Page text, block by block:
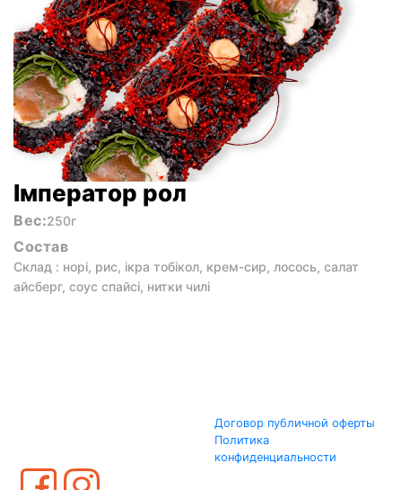
Імператор рол
Вес:250г
Состав
Склад : норі, рис, ікра тобікол, крем-сир, лосось, салат
айсберг, соус спайсі, нитки чилі
Договор публичной оферты
Политика
конфиденциальности